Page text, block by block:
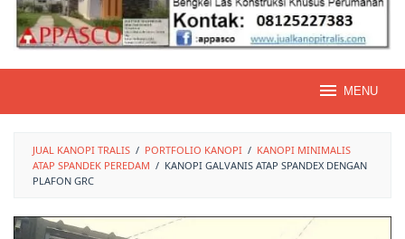
MENU
JUAL KANOPI TRALIS / PORTFOLIO KANOPI / KANOPI MINIMALIS
ATAP SPANDEK PEREDAM / KANOPI GALVANIS ATAP SPANDEX DENGAN
PLAFON GRC